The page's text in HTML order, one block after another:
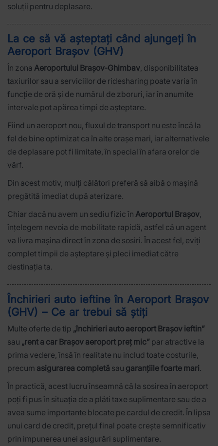
soluții pentru deplasare.
La ce să vă așteptați când ajungeți în
Aeroport Brașov (GHV)
În zona Aeroportului Brașov-Ghimbav, disponibilitatea
taxiurilor sau a serviciilor de ridesharing poate varia în
funcție de oră și de numărul de zboruri, iar în anumite
intervale pot apărea timpi de așteptare.
Fiind un aeroport nou, fluxul de transport nu este încă la
fel de bine optimizat ca în alte orașe mari, iar alternativele
de deplasare pot fi limitate, în special în afara orelor de
vârf.
Din acest motiv, mulți călători preferă să aibă o mașină
pregătită imediat după aterizare.
Chiar dacă nu avem un sediu fizic în Aeroportul Brașov,
înțelegem nevoia de mobilitate rapidă, astfel că un agent
va livra mașina direct în zona de sosiri. În acest fel, eviți
complet timpii de așteptare și pleci imediat către
destinația ta.
Închirieri auto ieftine în Aeroport Brașov
(GHV) – Ce ar trebui să știți
Multe oferte de tip „închirieri auto aeroport Brașov ieftin”
sau „rent a car Brașov aeroport preț mic” par atractive la
prima vedere, însă în realitate nu includ toate costurile,
precum asigurarea completă sau garanțiile foarte mari.
În practică, acest lucru înseamnă că la sosirea în aeroport
poți fi pus în situația de a plăti taxe suplimentare sau de a
avea sume importante blocate pe cardul de credit. În lipsa
unui card de credit, prețul final poate crește semnificativ
prin impunerea unei asigurări suplimentare.